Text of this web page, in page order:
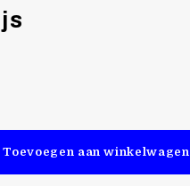
Toevoegen aan winkelwagen